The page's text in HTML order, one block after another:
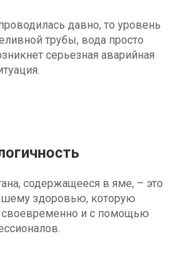
давно, то уровень
трубы, вода просто
серьезная аварийная
содержащееся в яме, – это
здоровью, которую
своевременно и с помощью